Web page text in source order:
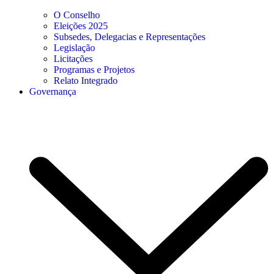
O Conselho
Eleições 2025
Subsedes, Delegacias e Representações
Legislação
Licitações
Programas e Projetos
Relato Integrado
Governança